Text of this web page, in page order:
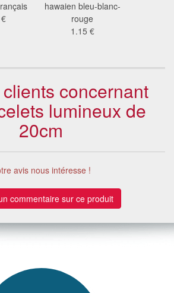
hawaien bleu-blanc-
rouge
1.15 €
concernant
lumineux de
20cm
avis nous intéresse !
commentaire sur ce produit